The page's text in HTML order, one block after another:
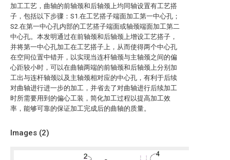
加工工艺，曲轴的前轴颈和后轴颈上均同轴设置有工艺搭
子，包括以下步骤：S1.在工艺搭子端面加工第一中心孔；
S2.在第一中心孔内部的工艺搭子端面或轴颈端面加工第二
中心孔。本发明通过在前轴颈和后轴颈上增设工艺搭子，
并将第一中心孔加工在工艺搭子上，从而使得两个中心孔
在空间位置中错开，以实现当连杆轴颈与主轴颈之间的偏
心距较小时，可以在曲轴两端的前轴颈和后轴颈上分别加
工出与连杆轴颈以及主轴颈相对应的中心孔，有利于后续
对曲轴进行进一步的加工，并省去了对曲轴进行后续加工
时所需要用到的偏心工装，简化加工过程以提高加工效
率，能够可靠的保证加工完成后的曲轴的质量。
Images (2)